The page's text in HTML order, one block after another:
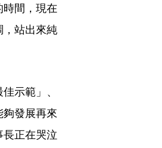
間，現在
站出來純
示範」、
夠發展再來
正在哭泣